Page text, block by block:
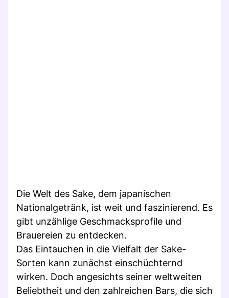
Die Welt des Sake, dem japanischen
Nationalgetränk, ist weit und faszinierend. Es
gibt unzählige Geschmacksprofile und
Brauereien zu entdecken.
Das Eintauchen in die Vielfalt der Sake-
Sorten kann zunächst einschüchternd
wirken. Doch angesichts seiner weltweiten
Beliebtheit und den zahlreichen Bars, die sich